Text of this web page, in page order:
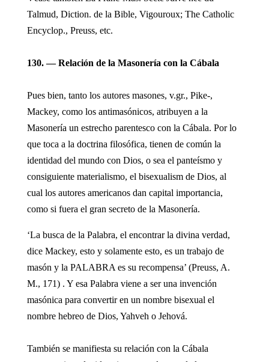
Talmud, Diction. de la Bible, Vigouroux; The Catholic
Encyclop., Preuss, etc.
130. — Relación de la Masonería con la Cábala
Pues bien, tanto los autores masones, v.gr., Pike-,
Mackey, como los antimasónicos, atribuyen a la
Masonería un estrecho parentesco con la Cábala. Por lo
que toca a la doctrina filosófica, tienen de común la
identidad del mundo con Dios, o sea el panteísmo y
consiguiente materialismo, el bisexualism de Dios, al
cual los autores americanos dan capital importancia,
como si fuera el gran secreto de la Masonería.
‘La busca de la Palabra, el encontrar la divina verdad,
dice Mackey, esto y solamente esto, es un trabajo de
masón y la PALABRA es su recompensa’ (Preuss, A.
M., 171) . Y esa Palabra viene a ser una invención
masónica para convertir en un nombre bisexual el
nombre hebreo de Dios, Yahveh o Jehová.
También se manifiesta su relación con la Cábala